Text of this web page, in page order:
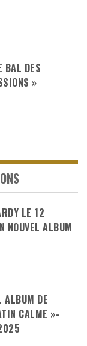
BAL DES
»
LE 12
NOUVEL ALBUM
ALBUM DE
CALME »-